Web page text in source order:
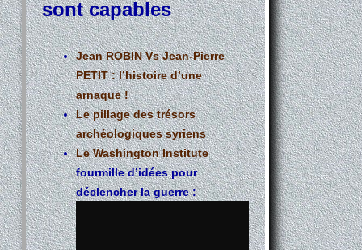
sont capables
Jean ROBIN Vs Jean-Pierre
PETIT : l’histoire d’une
arnaque !
Le pillage des trésors
archéologiques syriens
Le Washington Institute
fourmille d’idées pour
déclencher la guerre :